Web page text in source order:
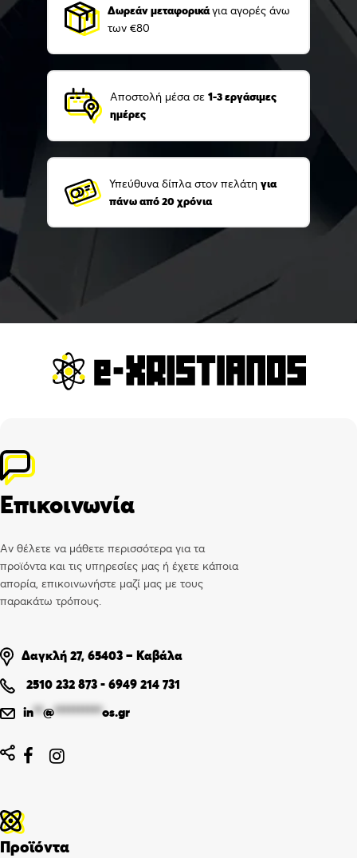
Δωρεάν μεταφορικάγια αγορές άνω
των €80
Αποστολή μέσα σε 1-3 εργάσιμες
ημέρες
Υπεύθυνα δίπλα στον πελάτη για
πάνω από 20 χρόνια
Επικοινωνία
Αν θέλετε να μάθετε περισσότερα για τα
προϊόντα και τις υπηρεσίες μας ή έχετε κάποια
απορία, επικοινωνήστε μαζί μας με τους
παρακάτω τρόπους.
Δαγκλή 27, 65403 – Καβάλα
2510 232 873 - 6949 214 731
in**@**********os.gr
 
Προϊόντα